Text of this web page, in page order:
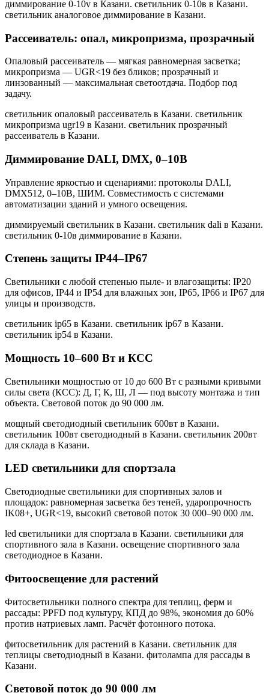
диммирование 0-10v в Казани. светильник 0-10в в Казани.
светильник аналоговое диммирование в Казани.
Рассеиватель: опал, микропризма, прозрачный
Опаловый рассеиватель — мягкая равномерная засветка;
микропризма — UGR<19 без бликов; прозрачный и
линзованный — максимальная светоотдача. Подбор под
задачу.
светильник опаловый рассеиватель в Казани. светильник
микропризма ugr19 в Казани. светильник прозрачный
рассеиватель в Казани.
Диммирование DALI, DMX, 0–10В
Управление яркостью и сценариями: протоколы DALI,
DMX512, 0–10В, ШИМ. Совместимость с системами
автоматизации зданий и умного освещения.
диммируемый светильник в Казани. светильник dali в Казани.
светильник 0-10в диммирование в Казани.
Степень защиты IP44–IP67
Светильники с любой степенью пыле- и влагозащиты: IP20
для офисов, IP44 и IP54 для влажных зон, IP65, IP66 и IP67 для
улицы и производств.
светильник ip65 в Казани. светильник ip67 в Казани.
светильник ip54 в Казани.
Мощность 10–600 Вт и КСС
Светильники мощностью от 10 до 600 Вт с разными кривыми
силы света (КСС): Д, Г, К, Ш, Л — под высоту монтажа и тип
объекта. Световой поток до 90 000 лм.
мощный светодиодный светильник 600вт в Казани.
светильник 100вт светодиодный в Казани. светильник 200вт
для склада в Казани.
LED светильники для спортзала
Светодиодные светильники для спортивных залов и
площадок: равномерная засветка без теней, ударопрочность
IK08+, UGR<19, высокий световой поток 30 000–90 000 лм.
led светильники для спортзала в Казани. светильники для
спортивного зала в Казани. освещение спортивного зала
светодиодное в Казани.
Фитоосвещение для растений
Фитосветильники полного спектра для теплиц, ферм и
рассады: PPFD под культуру, КПД до 98%, экономия до 60%
против натриевых ламп. Расчёт фотонного потока.
фитосветильник для растений в Казани. светильник для
теплицы светодиодный в Казани. фитолампа для рассады в
Казани.
Световой поток до 90 000 лм